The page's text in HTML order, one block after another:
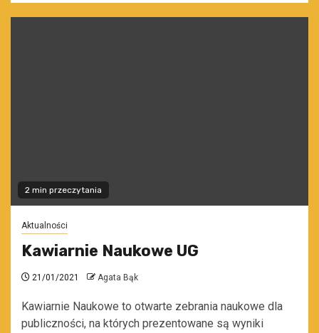
2 min przeczytania
Aktualności
Kawiarnie Naukowe UG
21/01/2021 Agata Bąk
Kawiarnie Naukowe to otwarte zebrania naukowe dla
publiczności, na których prezentowane są wyniki